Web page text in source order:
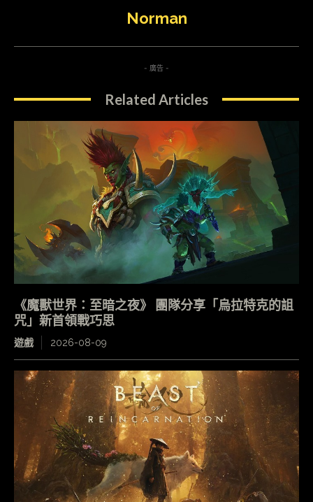
Norman
- 廣告 -
Related Articles
《魔獸世界：至暗之夜》 團隊分享「烏拉特克的詛
咒」新首領戰巧思
遊戲 2026-08-09